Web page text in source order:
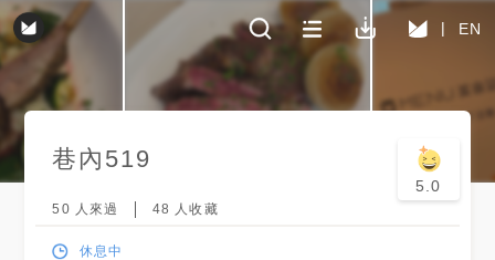
EN
巷內519
5.0
50 人來過 48 人收藏
休息中